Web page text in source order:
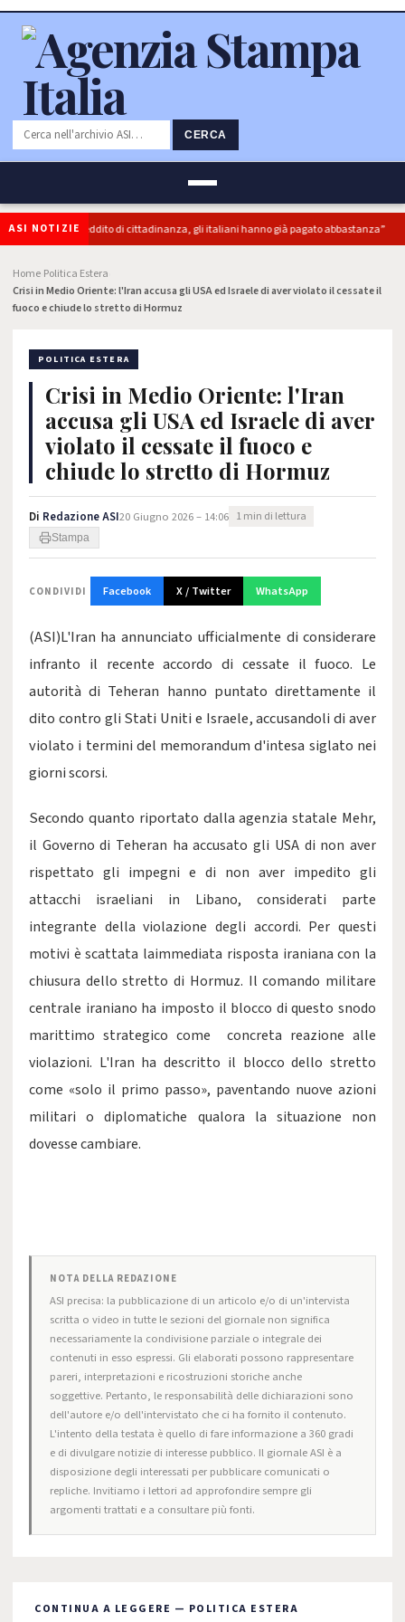
CERCA
ASI NOTIZIEe reddito di cittadinanza, gli italiani hanno già pagato abbastanza”
Home Politica Estera
Crisi in Medio Oriente: l'Iran accusa gli USA ed Israele di aver violato il cessate il
fuoco e chiude lo stretto di Hormuz
POLITICA ESTERA
Crisi in Medio Oriente: l'Iran
accusa gli USA ed Israele di aver
violato il cessate il fuoco e
chiude lo stretto di Hormuz
Di Redazione ASI20 Giugno 2026 – 14:06 1 min di lettura
Stampa
CONDIVIDI Facebook X / Twitter WhatsApp
(ASI)L'Iran ha annunciato ufficialmente di considerare
infranto il recente accordo di cessate il fuoco. Le
autorità di Teheran hanno puntato direttamente il
dito contro gli Stati Uniti e Israele, accusandoli di aver
violato i termini del memorandum d'intesa siglato nei
giorni scorsi.
​Secondo quanto riportato dallaagenzia statale Mehr,
il Governo di Teheran ha accusato gli USA di non aver
rispettato gli impegni e di non aver impedito gli
attacchi israeliani in Libano, considerati parte
integrante della violazione degli accordi. Per questi
motivi è scattata laimmediata risposta iraniana con la
chiusura dello stretto di Hormuz. Il comando militare
centrale iraniano ha imposto il blocco di questo snodo
marittimo strategico come concreta reazione alle
violazioni. L'Iran ha descritto il blocco dello stretto
come «solo il primo passo», paventando nuove azioni
militari o diplomatiche qualora la situazione non
dovesse cambiare.
NOTA DELLA REDAZIONE
ASI precisa: la pubblicazione di un articolo e/o di un'intervista
scritta o video in tutte le sezioni del giornale non significa
necessariamente la condivisione parziale o integrale dei
contenuti in esso espressi. Gli elaborati possono rappresentare
pareri, interpretazioni e ricostruzioni storiche anche
soggettive. Pertanto, le responsabilità delle dichiarazioni sono
dell'autore e/o dell'intervistato che ci ha fornito il contenuto.
L'intento della testata è quello di fare informazione a 360 gradi
e di divulgare notizie di interesse pubblico. Il giornale ASI è a
disposizione degli interessati per pubblicare comunicati o
repliche. Invitiamo i lettori ad approfondire sempre gli
argomenti trattati e a consultare più fonti.
CONTINUA A LEGGERE — POLITICA ESTERA